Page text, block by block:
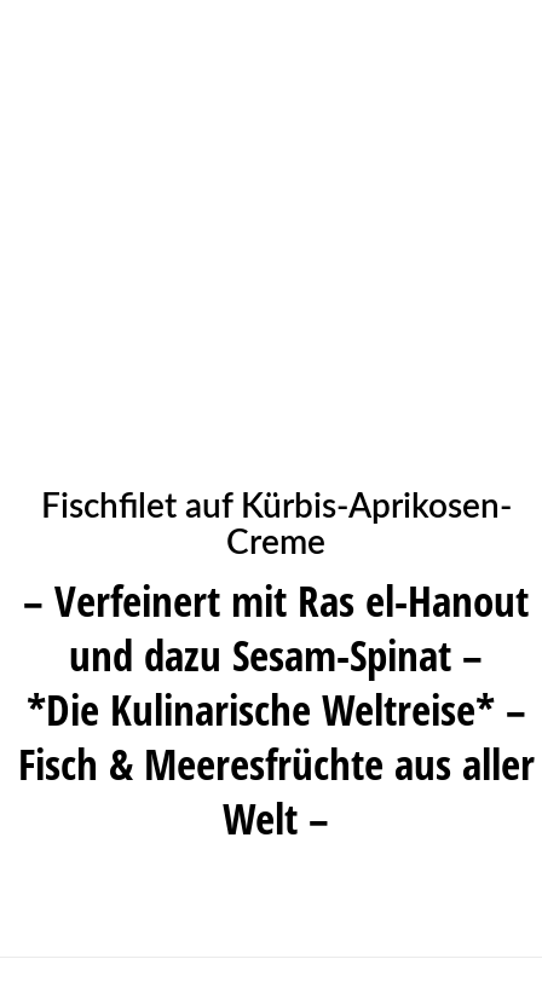
Fischfilet auf Kürbis-Aprikosen-
Creme
– Verfeinert mit Ras el-Hanout
und dazu Sesam-Spinat –
*Die Kulinarische Weltreise* –
Fisch & Meeresfrüchte aus aller
Welt –